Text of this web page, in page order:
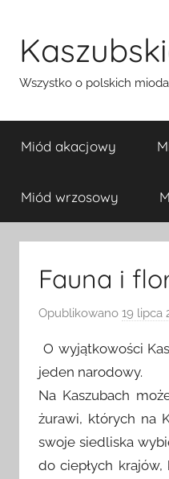
treści
Wszystko o polskich
Miód akacjowy
Miód wrzosowy
Fauna i
Opublikowano 19 lipca
O wyjątkowości
jeden narodowy.
Na Kaszubach
żurawi, których na
swoje siedliska
do ciepłych